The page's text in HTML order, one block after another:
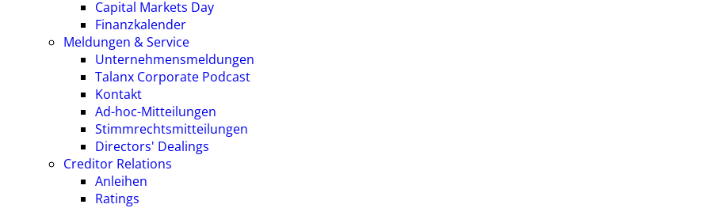
Capital Markets Day
Finanzkalender
Meldungen & Service
Unternehmensmeldungen
Talanx Corporate Podcast
Kontakt
Ad-hoc-Mitteilungen
Stimmrechtsmitteilungen
Directors' Dealings
Creditor Relations
Anleihen
Ratings